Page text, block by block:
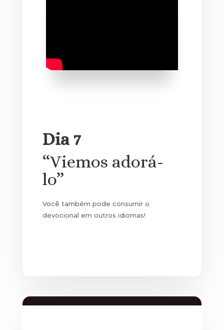
Dia 7
“Viemos adorá-
lo”
Você também pode consumir o
devocional em outros idiomas!